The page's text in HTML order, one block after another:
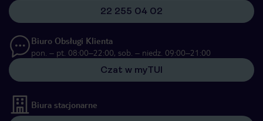
22 255 04 02
Biuro Obsługi Klienta
pon. – pt. 08:00–22:00, sob. – niedz. 09:00–21:00
Czat w myTUI
Biura stacjonarne